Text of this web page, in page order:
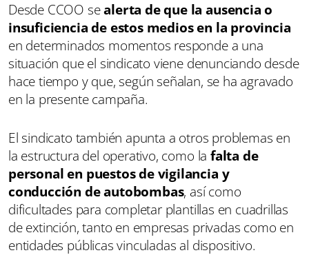
Desde CCOO sealerta de que la ausencia o
insuficiencia de estos medios en la provincia
en determinados momentos responde a una
situación que el sindicato viene denunciando desde
hace tiempo y que, según señalan, se ha agravado
en la presente campaña.
El sindicato también apunta a otros problemas en
la estructura del operativo, como la falta de
personal en puestos de vigilancia y
conducción de autobombas, así como
dificultades para completar plantillas en cuadrillas
de extinción, tanto en empresas privadas como en
entidades públicas vinculadas al dispositivo.